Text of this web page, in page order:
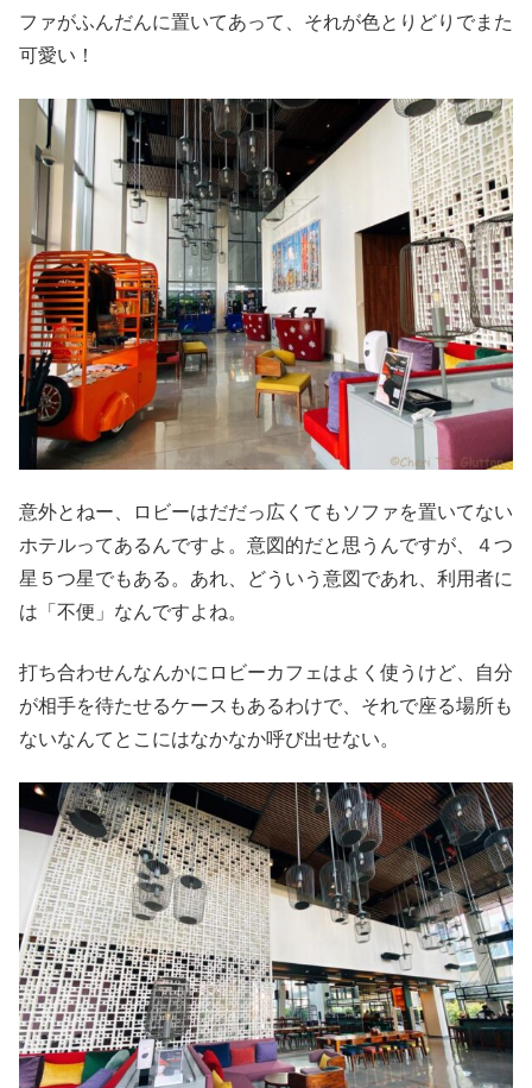
ファがふんだんに置いてあって、それが色とりどりでまた
可愛い！
意外とねー、ロビーはだだっ広くてもソファを置いてない
ホテルってあるんですよ。意図的だと思うんですが、４つ
星５つ星でもある。あれ、どういう意図であれ、利用者に
は「不便」なんですよね。
打ち合わせんなんかにロビーカフェはよく使うけど、自分
が相手を待たせるケースもあるわけで、それで座る場所も
ないなんてとこにはなかなか呼び出せない。